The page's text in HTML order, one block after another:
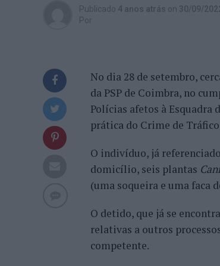
Publicado 4 anos atrás on 30/09/
Por
No dia 28 de setembro,
da PSP de Coimbra, no
Polícias afetos à Esquadra
prática do Crime de
O indivíduo, já
domicílio, seis plantas
(uma soqueira e uma faca
O detido, que já se
relativas a outros
competente.